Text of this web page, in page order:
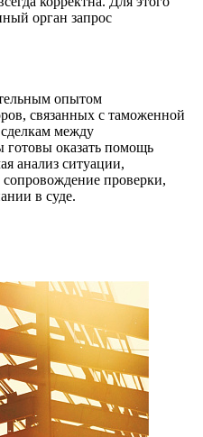
орган запрос
опытом
связанных с таможенной
между
оказать помощь
анализ ситуации,
проверки,
в суде.